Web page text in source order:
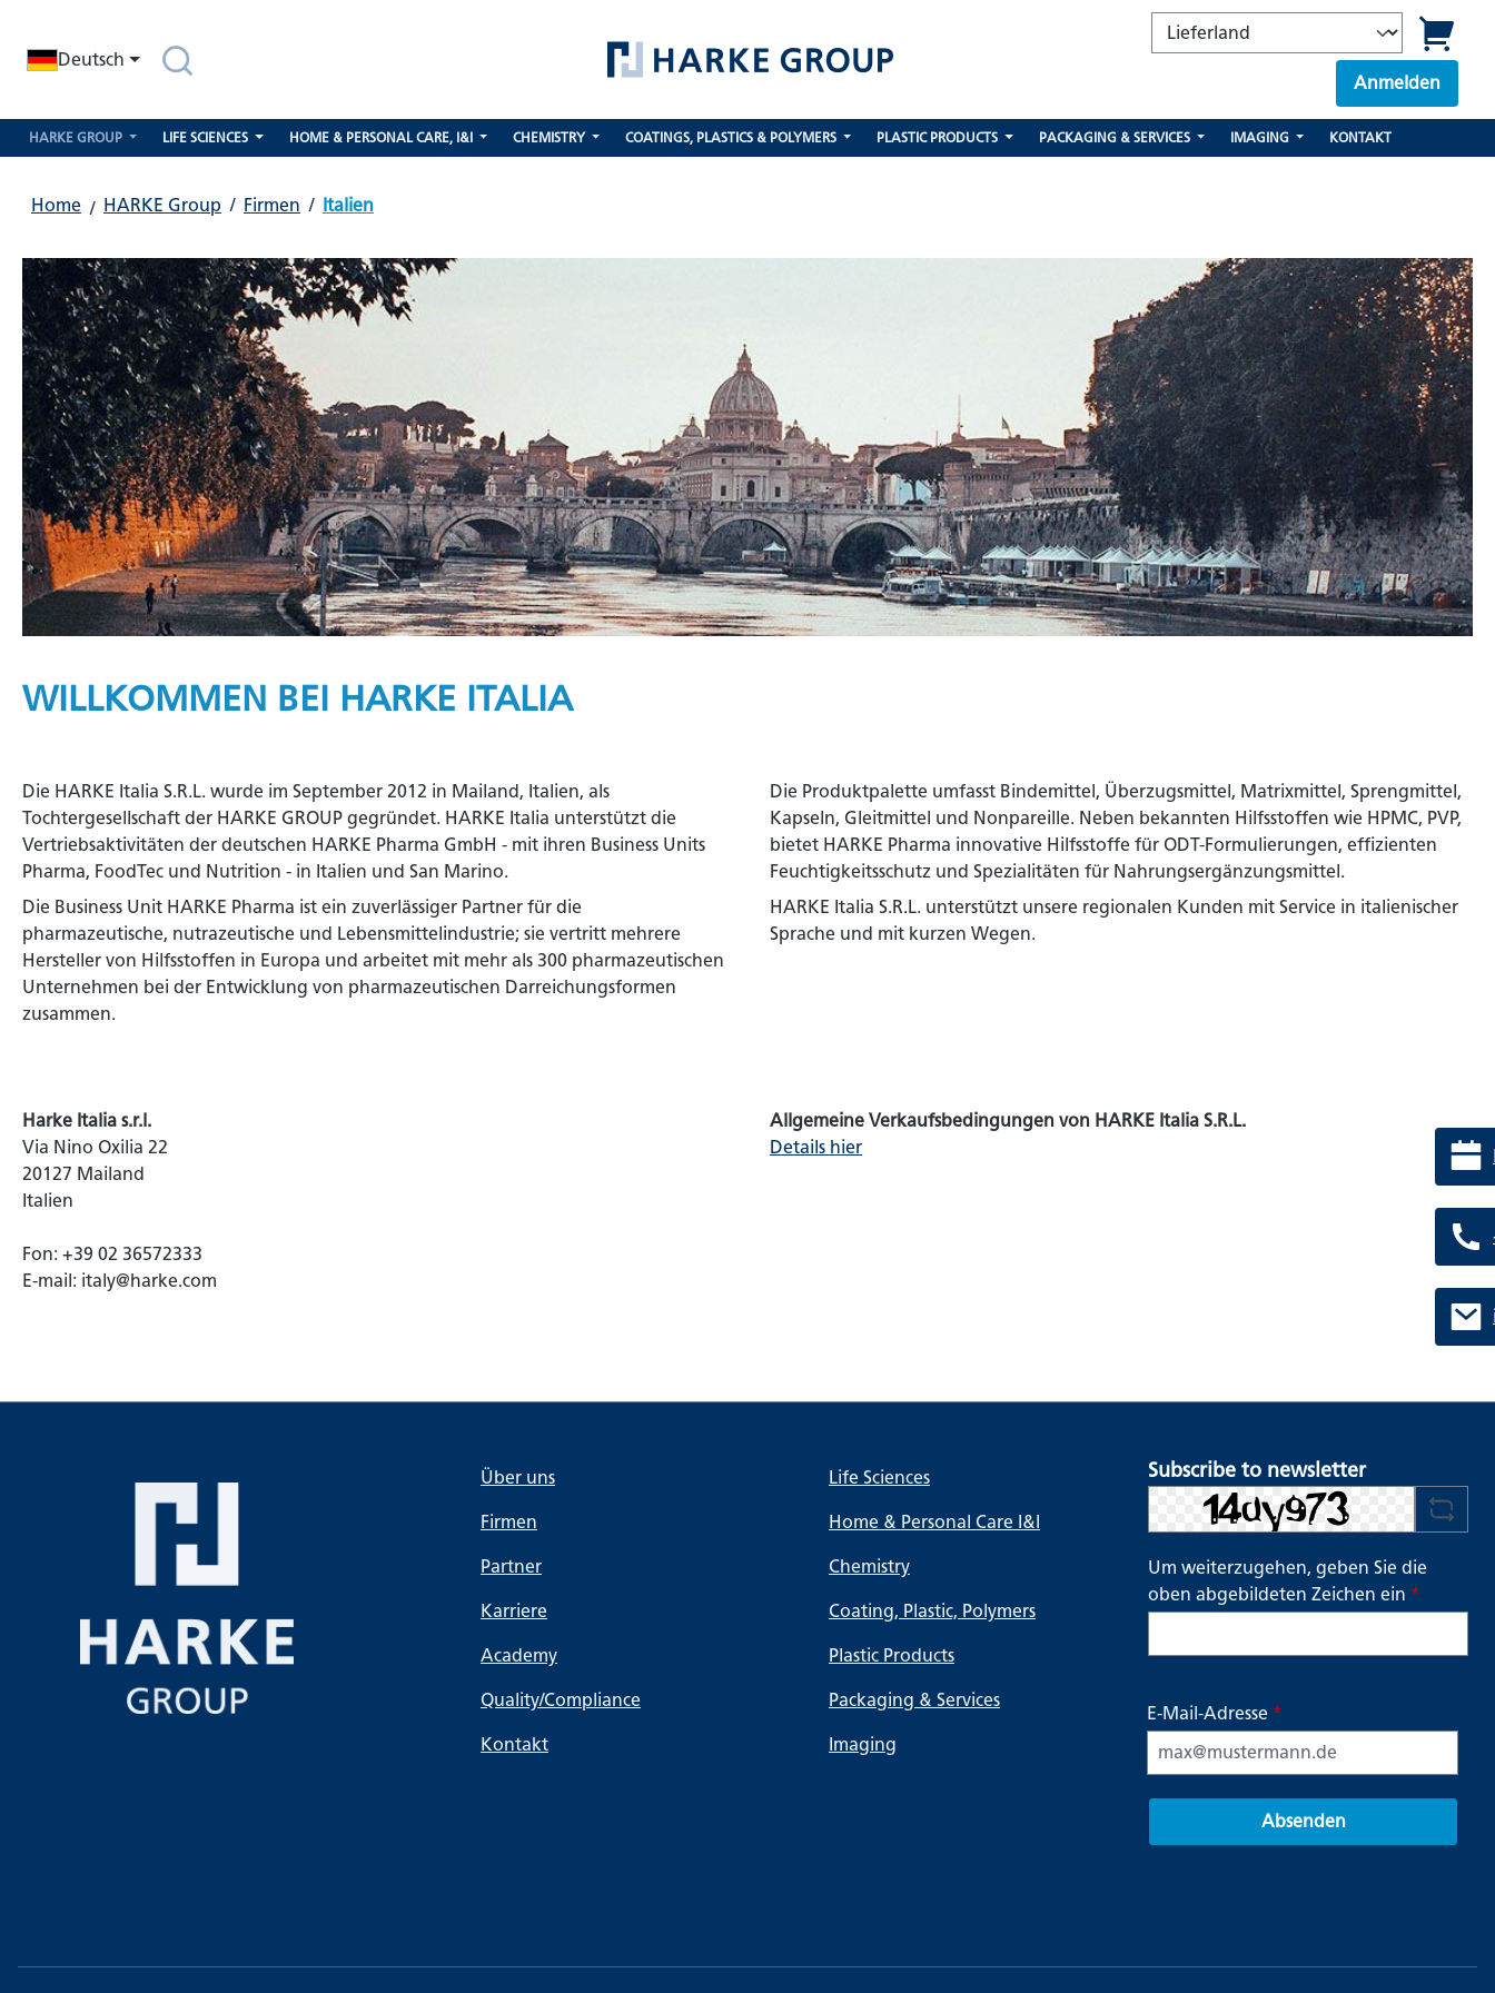
Deutsch
Anmelden
HARKE GROUP LIFE SCIENCES HOME & PERSONAL CARE, I&I CHEMISTRY COATINGS, PLASTICS & POLYMERS PLASTIC PRODUCTS PACKAGING & SERVICES IMAGING KONTAKT
Home HARKE Group / Firmen / Italien
WILLKOMMEN BEI HARKE ITALIA
Die HARKE Italia S.R.L. wurde im September 2012 in Mailand, Italien, als
Tochtergesellschaft der HARKE GROUP gegründet. HARKE Italia unterstützt die
Vertriebsaktivitäten der deutschen HARKE Pharma GmbH - mit ihren Business Units
Pharma, FoodTec und Nutrition - in Italien und San Marino.
Die Business Unit HARKE Pharma ist ein zuverlässiger Partner für die
pharmazeutische, nutrazeutische und Lebensmittelindustrie; sie vertritt mehrere
Hersteller von Hilfsstoffen in Europa und arbeitet mit mehr als 300 pharmazeutischen
Unternehmen bei der Entwicklung von pharmazeutischen Darreichungsformen
zusammen.
Die Produktpalette umfasst Bindemittel, Überzugsmittel, Matrixmittel, Sprengmittel,
Kapseln, Gleitmittel und Nonpareille. Neben bekannten Hilfsstoffen wie HPMC, PVP,
bietet HARKE Pharma innovative Hilfsstoffe für ODT-Formulierungen, effizienten
Feuchtigkeitsschutz und Spezialitäten für Nahrungsergänzungsmittel.
HARKE Italia S.R.L. unterstützt unsere regionalen Kunden mit Service in italienischer
Sprache und mit kurzen Wegen.
Harke Italia s.r.l.
Via Nino Oxilia 22
20127 Mailand
Italien
Fon: +39 02 36572333
E-mail: italy@harke.com
Allgemeine Verkaufsbedingungen von HARKE Italia S.R.L.
Details hier
Über uns
Firmen
Partner
Karriere
Academy
Quality/Compliance
Kontakt
Life Sciences
Home & Personal Care I&I
Chemistry
Coating, Plastic, Polymers
Plastic Products
Packaging & Services
Imaging
Subscribe to newsletter
Um weiterzugehen, geben Sie die
oben abgebildeten Zeichen ein *
E-Mail-Adresse *
Absenden